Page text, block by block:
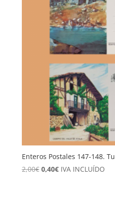
Enteros Postales 147-148.
2,00€ El
0,40€ElIVA INCLUÍDO